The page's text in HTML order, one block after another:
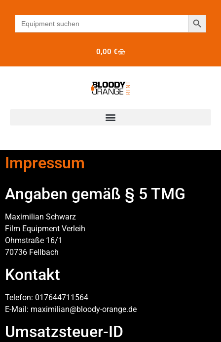
Search
for:
Search
0,00 €
Impressum
Angaben gemäß § 5 TMG
Maximilian Schwarz
Film Equipment Verleih
Ohmstraße 16/1
70736 Fellbach
Kontakt
Telefon: 017644711564
E-Mail: maximilian@bloody-orange.de
Umsatzsteuer-ID